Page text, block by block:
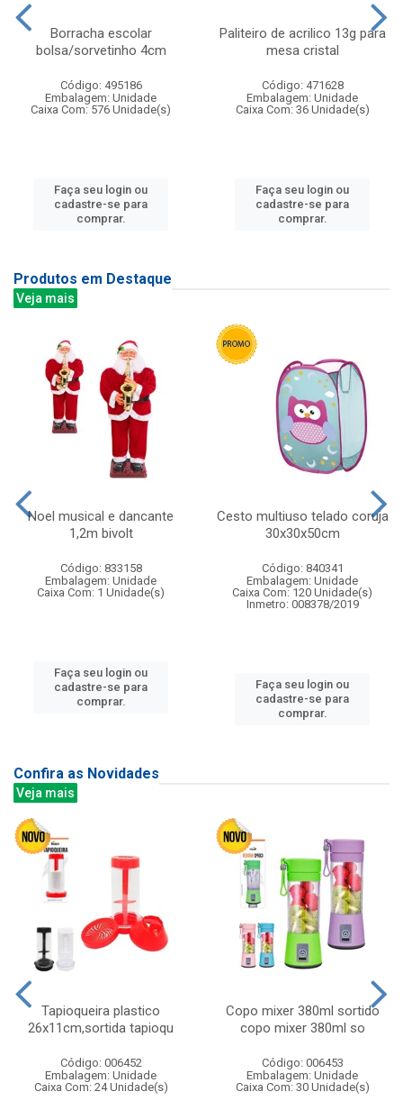
Borracha escolar
bolsa/sorvetinho 4cm
Código: 495186
Embalagem: Unidade
Caixa Com: 576 Unidade(s)
Faça seu login ou
cadastre-se para
comprar.
Paliteiro de acrilico 13g para
mesa cristal
Código: 471628
Embalagem: Unidade
Caixa Com: 36 Unidade(s)
Faça seu login ou
cadastre-se para
comprar.
Produtos em Destaque
Veja mais
Noel musical e dancante
1,2m bivolt
Código: 833158
Embalagem: Unidade
Caixa Com: 1 Unidade(s)
Faça seu login ou
cadastre-se para
comprar.
Cesto multiuso telado coruja
30x30x50cm
Código: 840341
Embalagem: Unidade
Caixa Com: 120 Unidade(s)
Inmetro: 008378/2019
Faça seu login ou
cadastre-se para
comprar.
Confira as Novidades
Veja mais
Tapioqueira plastico
26x11cm,sortida tapioqu
Código: 006452
Embalagem: Unidade
Caixa Com: 24 Unidade(s)
Copo mixer 380ml sortido
copo mixer 380ml so
Código: 006453
Embalagem: Unidade
Caixa Com: 30 Unidade(s)